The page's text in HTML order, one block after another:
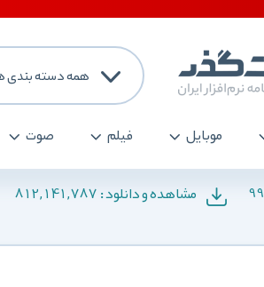
همه دسته بندی ها
موبایل فیلم صوت
مشاهده و دانلود :812,141,787